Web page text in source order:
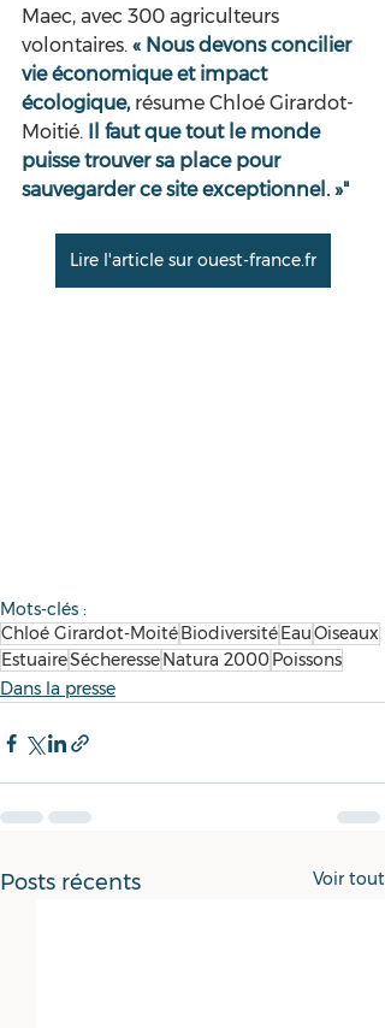
Maec, avec 300 agriculteurs
volontaires. « Nous devons concilier
vie économique et impact
écologique, résume Chloé Girardot-
Moitié. Il faut que tout le monde
puisse trouver sa place pour
sauvegarder ce site exceptionnel. »"
Lire l'article sur ouest-france.fr
Mots-clés :
Chloé Girardot-Moité Biodiversité EauOiseaux
EstuaireSécheresse Natura 2000 Poissons
Dans la presse
Posts récents Voir tout